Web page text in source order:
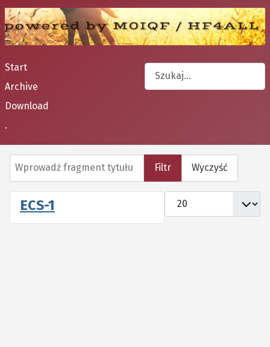
Start
Archive
Download
.
Szukaj
Wprowadź fragment tytułu
Filtr Wyczyść
Pokaż #
ECS-1